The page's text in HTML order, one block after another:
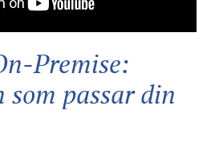
Premise:
passar din